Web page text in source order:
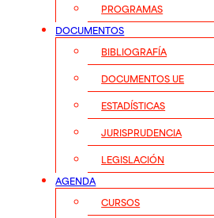
PROGRAMAS
DOCUMENTOS
BIBLIOGRAFÍA
DOCUMENTOS UE
ESTADÍSTICAS
JURISPRUDENCIA
LEGISLACIÓN
AGENDA
CURSOS